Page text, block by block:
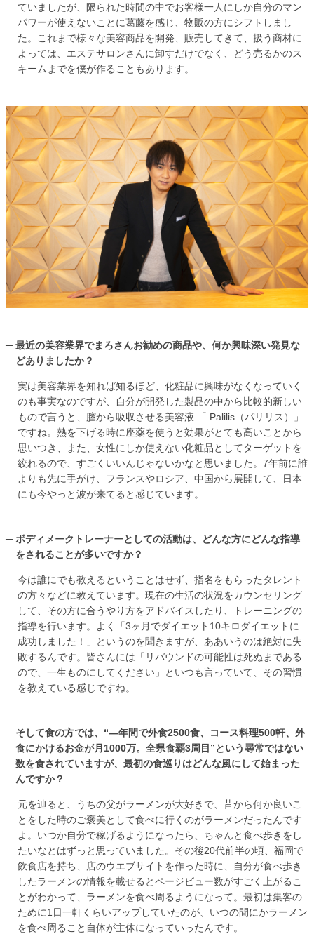
ていましたが、限られた時間の中でお客様一人にしか自分のマン
パワーが使えないことに葛藤を感じ、物販の方にシフトしまし
た。これまで様々な美容商品を開発、販売してきて、扱う商材に
よっては、エステサロンさんに卸すだけでなく、どう売るかのス
キームまでを僕が作ることもあります。
最近の美容業界でまろさんお勧めの商品や、何か興味深い発見な
どありましたか？
実は美容業界を知れば知るほど、化粧品に興味がなくなっていく
のも事実なのですが、自分が開発した製品の中から比較的新しい
もので言うと、膣から吸収させる美容液 「 Palilis（パリリス）」
ですね。熱を下げる時に座薬を使うと効果がとても高いことから
思いつき、また、女性にしか使えない化粧品としてターゲットを
絞れるので、すごくいいんじゃないかなと思いました。7年前に誰
よりも先に手がけ、フランスやロシア、中国から展開して、日本
にも今やっと波が来てると感じています。
ボディメークトレーナーとしての活動は、どんな方にどんな指導
をされることが多いですか？
今は誰にでも教えるということはせず、指名をもらったタレント
の方々などに教えています。現在の生活の状況をカウンセリング
して、その方に合うやり方をアドバイスしたり、トレーニングの
指導を行います。よく「3ヶ月でダイエット10キロダイエットに
成功しました！」というのを聞きますが、ああいうのは絶対に失
敗するんです。皆さんには「リバウンドの可能性は死ぬまである
ので、一生ものにしてください」といつも言っていて、その習慣
を教えている感じですね。
そして食の方では、“―年間で外食2500食、コース料理500軒、外
食にかけるお金が月1000万。全県食覇3周目”という尋常ではない
数を食されていますが、最初の食巡りはどんな風にして始まった
んですか？
元を辿ると、うちの父がラーメンが大好きで、昔から何か良いこ
とをした時のご褒美として食べに行くのがラーメンだったんです
よ。いつか自分で稼げるようになったら、ちゃんと食べ歩きをし
たいなとはずっと思っていました。その後20代前半の頃、福岡で
飲食店を持ち、店のウエブサイトを作った時に、自分が食べ歩き
したラーメンの情報を載せるとページビュー数がすごく上がるこ
とがわかって、ラーメンを食べ周るようになって。最初は集客の
ために1日一軒くらいアップしていたのが、いつの間にかラーメン
を食べ周ること自体が主体になっていったんです。